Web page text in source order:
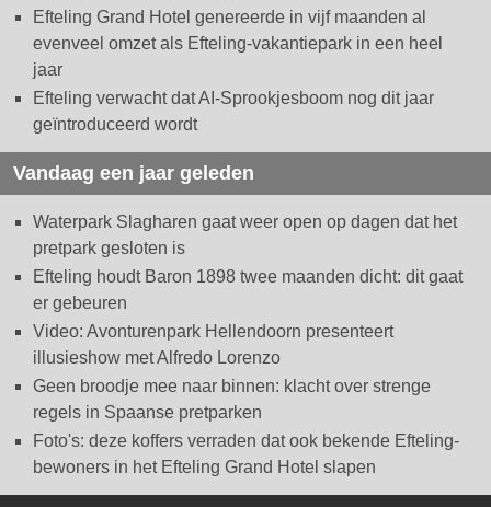
Efteling Grand Hotel genereerde in vijf maanden al
evenveel omzet als Efteling-vakantiepark in een heel
jaar
Efteling verwacht dat AI-Sprookjesboom nog dit jaar
geïntroduceerd wordt
Vandaag een jaar geleden
Waterpark Slagharen gaat weer open op dagen dat het
pretpark gesloten is
Efteling houdt Baron 1898 twee maanden dicht: dit gaat
er gebeuren
Video: Avonturenpark Hellendoorn presenteert
illusieshow met Alfredo Lorenzo
Geen broodje mee naar binnen: klacht over strenge
regels in Spaanse pretparken
Foto's: deze koffers verraden dat ook bekende Efteling-
bewoners in het Efteling Grand Hotel slapen